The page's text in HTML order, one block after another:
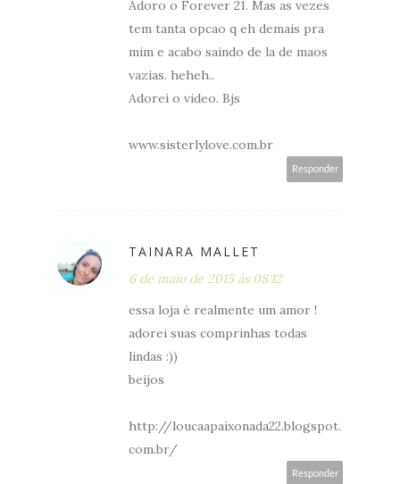
Adoro o Forever 21. Mas as vezes
tem tanta opcao q eh demais pra
mim e acabo saindo de la de maos
vazias. heheh..
Adorei o video. Bjs
www.sisterlylove.com.br
Responder
TAINARA MALLET
6 de maio de 2015 às 08:12
essa loja é realmente um amor !
adorei suas comprinhas todas
lindas :))
beijos
http://loucaapaixonada22.blogspot.
com.br/
Responder